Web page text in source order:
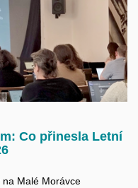
Co přinesla Letní
na Malé Morávce